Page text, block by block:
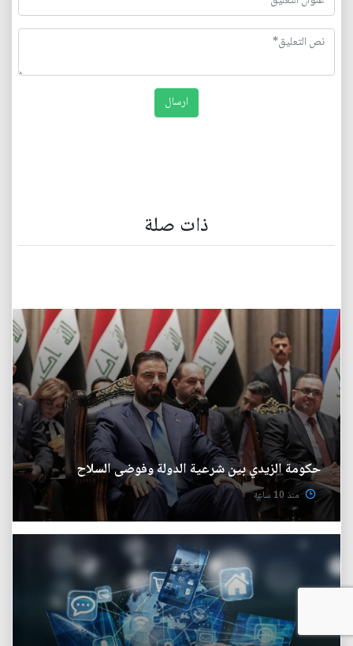
ذات صلة
حكومة الزيدي بين شرعية الدولة وفوضى السلاح
منذ 10 ساعة